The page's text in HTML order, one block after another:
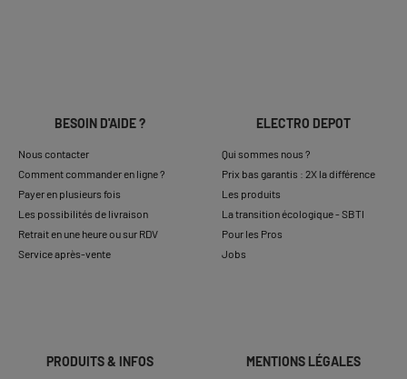
BESOIN D'AIDE ?
Nous contacter
Comment commander en ligne ?
Payer en plusieurs fois
Les possibilités de livraison
Retrait en une heure ou sur RDV
Service après-vente
ELECTRO DEPOT
Qui sommes nous ?
Prix bas garantis : 2X la différence
Les produits
La transition écologique - SBTI
Pour les Pros
Jobs
PRODUITS & INFOS MENTIONS LÉGALES